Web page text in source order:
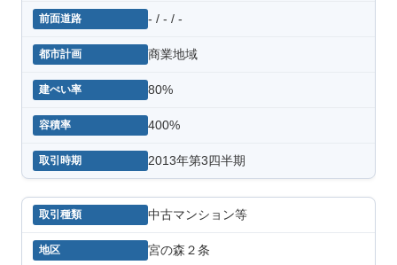
- / - / -
商業地域
80%
400%
2013年第3四半期
中古マンション等
宮の森２条